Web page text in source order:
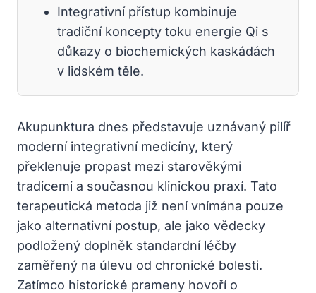
Integrativní přístup kombinuje
tradiční koncepty toku energie Qi s
důkazy o biochemických kaskádách
v lidském těle.
Akupunktura dnes představuje uznávaný pilíř
moderní integrativní medicíny, který
překlenuje propast mezi starověkými
tradicemi a současnou klinickou praxí. Tato
terapeutická metoda již není vnímána pouze
jako alternativní postup, ale jako vědecky
podložený doplněk standardní léčby
zaměřený na úlevu od chronické bolesti.
Zatímco historické prameny hovoří o